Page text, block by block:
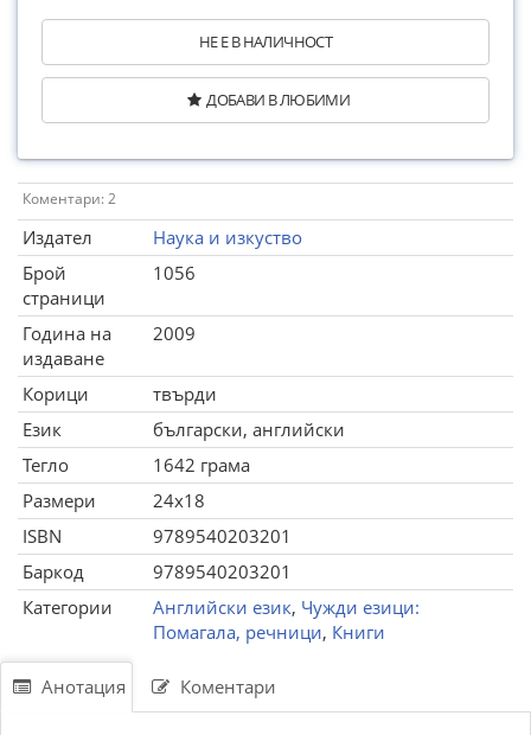
НЕ Е В НАЛИЧНОСТ
ДОБАВИ В ЛЮБИМИ
Коментари: 2
Издател
Наука и изкуство
Брой
страници
1056
Година на
издаване
2009
Корици
твърди
Език
български, английски
Тегло
1642 грама
Размери
24x18
ISBN
9789540203201
Баркод
9789540203201
Категории
Английски език, Чужди езици:
Помагала, речници, Книги
Анотация Коментари